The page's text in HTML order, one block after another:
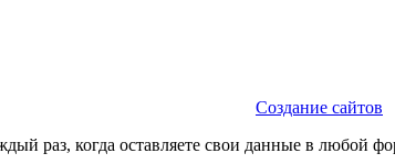
Создание сайтов
раз, когда оставляете свои данные в любой